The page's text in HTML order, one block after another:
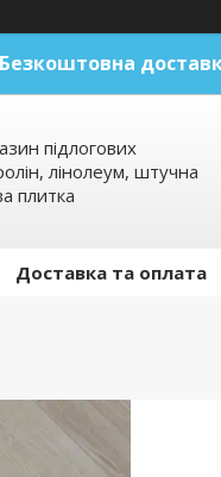
Безкоштовна
підлогових
лінолеум, штучна
плитка
Доставка та оплата